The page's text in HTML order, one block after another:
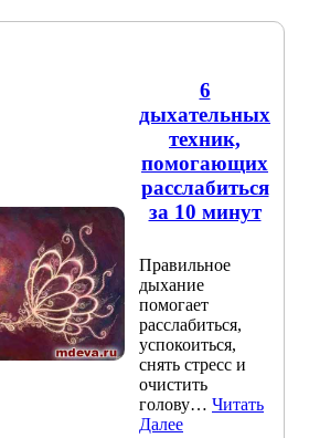
6
дыхательных
техник,
помогающих
расслабиться
за 10 минут
Правильное
дыхание
помогает
расслабиться,
успокоиться,
снять стресс и
очистить
голову… Читать
Далее